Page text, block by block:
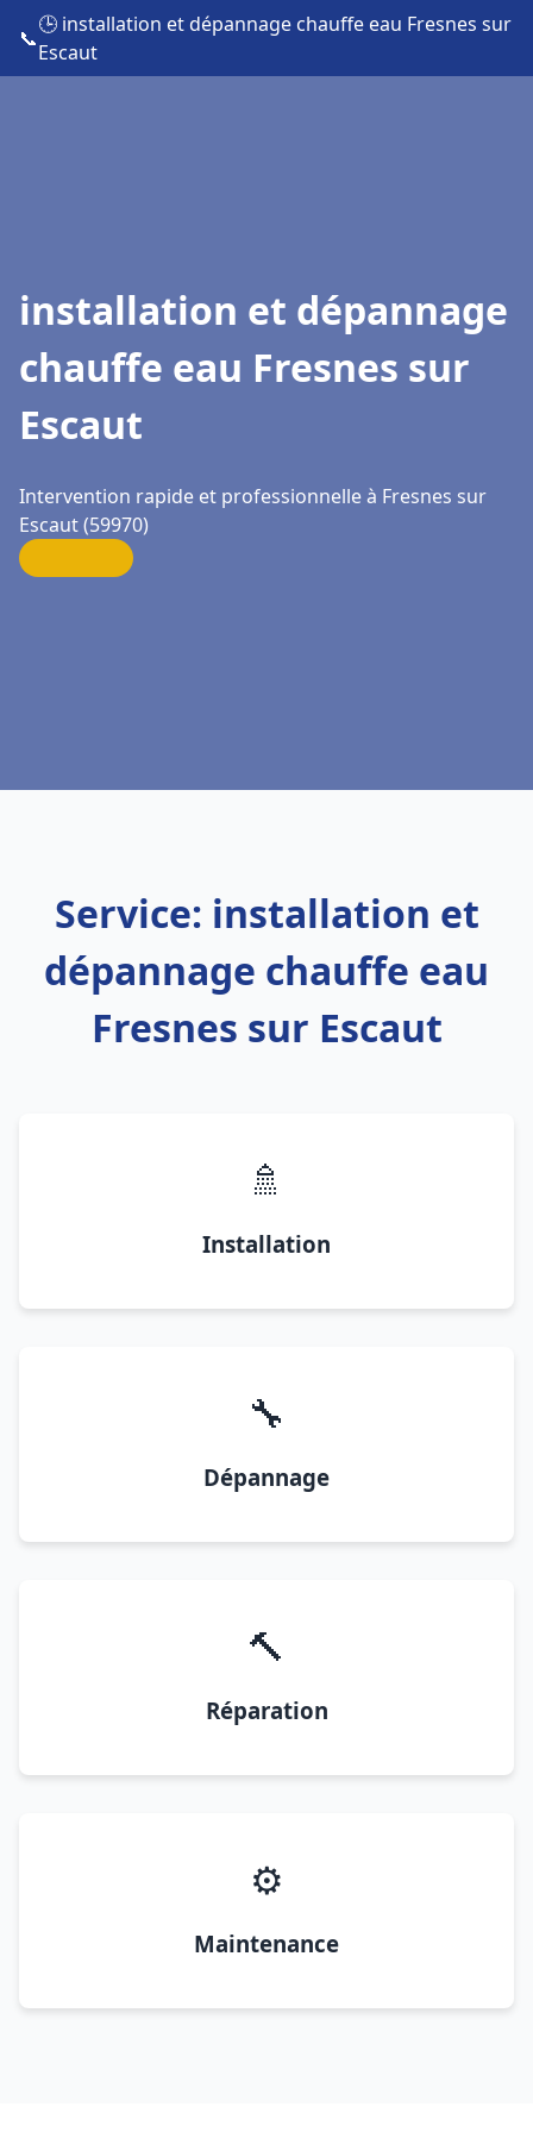
📞
🕒 installation et dépannage chauffe eau Fresnes sur
Escaut
installation et dépannage
chauffe eau Fresnes sur
Escaut
Intervention rapide et professionnelle à Fresnes sur
Escaut (59970)
Service: installation et
dépannage chauffe eau
Fresnes sur Escaut
🚿
Installation
🔧
Dépannage
🔨
Réparation
⚙️
Maintenance